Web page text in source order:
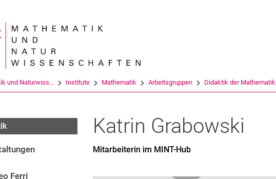
Suchbegriff
und Naturwiss... Institute Mathematik Arbeitsgruppen Didaktik der Mathematik
Ferri
Katrin Grabowski
Mitarbeiterin im MINT-Hub